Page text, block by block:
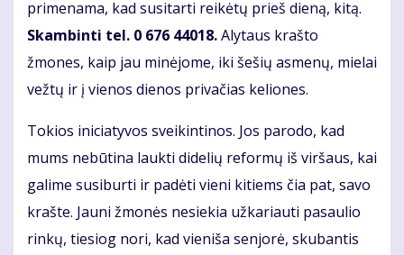
primenama, kad susitarti reikėtų prieš dieną, kitą.
Skambinti tel. 0 676 44018.Alytaus krašto
žmones, kaip jau minėjome, iki šešių asmenų, mielai
vežtų ir į vienos dienos privačias keliones.
Tokios iniciatyvos sveikintinos. Jos parodo, kad
mums nebūtina laukti didelių reformų iš viršaus, kai
galime susiburti ir padėti vieni kitiems čia pat, savo
krašte. Jauni žmonės nesiekia užkariauti pasaulio
rinkų, tiesiog nori, kad vieniša senjorė, skubantis